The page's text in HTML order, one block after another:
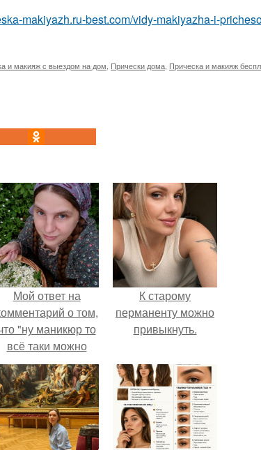
makiyazh.ru-best.com/vidy-makiyazha-i-
и макияж с выездом на дом, Прически дома, Прическа и макияж
Мой ответ на
о том,
"ну маникюр то
всё таки можно
было бы сделать.
К старому
перманенту можно
привыкнуть.